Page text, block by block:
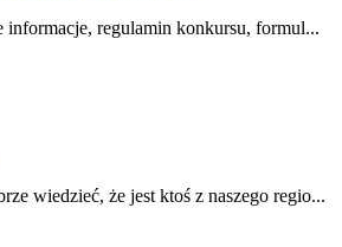
regulamin konkursu, formul...
wiedzieć, że jest ktoś z naszego regio...